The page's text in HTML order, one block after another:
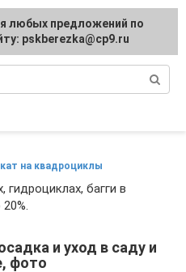
уход
на квадроциклы
гидроциклах, багги в
и уход в саду и
фото
любых предложений по
pskberezka@cp9.ru